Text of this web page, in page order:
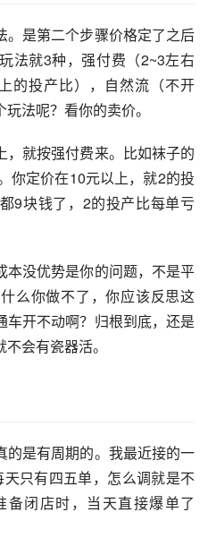
。是第二个步骤价格定了之后
法就3种，强付费（2~3左右
的投产比），自然流（不开
法呢？看你的卖价。
就按强付费来。比如袜子的
你定价在10元以上，就2的投
9块钱了，2的投产比每单亏
本没优势是你的问题，不是平
么你做不了，你应该反思这
开不动啊？归根到底，还是
会有瓷器活。
的是有周期的。我最近接的一
只有四五单，怎么调就是不
闭店时，当天直接爆单了